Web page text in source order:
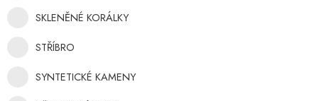
SKLENĚNÉ KORÁLKY
STŘÍBRO
SYNTETICKÉ KAMENY